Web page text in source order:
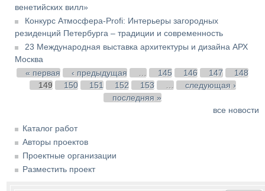
венетийских вилл»
Конкурс Атмосфера-Profi: Интерьеры загородных
резиденций Петербурга – традиции и современность
23 Международная выставка архитектуры и дизайна АРХ
Москва
Страницы
« первая ‹ предыдущая 145 146 147
148
149
150 151 152 153
следующая ›
последняя »
все новости
Каталог работ
Авторы проектов
Проектные организации
Разместить проект